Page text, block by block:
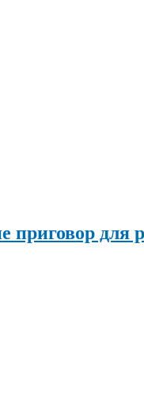
приговор для